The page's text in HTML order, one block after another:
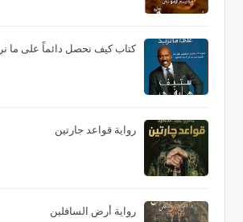
كتاب كيف نحصل دائماً على ما
رواية قواعد جارتين
رواية أرض السافلين